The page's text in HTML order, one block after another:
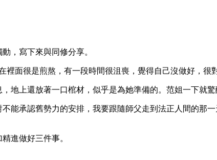
，寫下來與同修分享。
面很是煎熬，有一段時間很沮喪，覺得自己沒做好，很
地上還放著一口棺材，似乎是為她準備的。范姐一下就驚
能承認舊勢力的安排，我要跟隨師父走到法正人間的那
進做好三件事。